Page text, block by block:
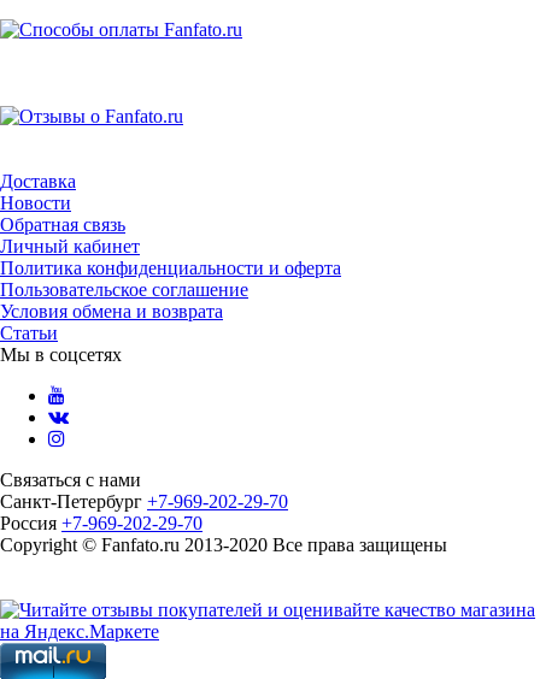
Доставка
Новости
Обратная связь
Личный кабинет
Политика конфиденциальности и оферта
Пользовательское соглашение
Условия обмена и возврата
Статьи
Мы в соцсетях
Связаться с нами
Санкт-Петербург +7-969-202-29-70
Россия +7-969-202-29-70
Copyright © Fanfato.ru 2013-2020 Все права защищены